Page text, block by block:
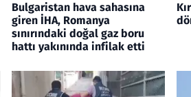
Bulgaristan hava sahasına
giren İHA, Romanya
sınırındaki doğal gaz boru
hattı yakınında infilak etti